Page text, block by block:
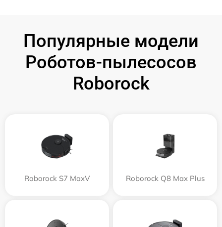
Популярные модели
Роботов-пылесосов
Roborock
Roborock S7 MaxV Roborock Q8 Max Plus